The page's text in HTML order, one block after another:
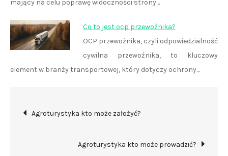
mający na celu poprawę widoczności strony…
Co to jest ocp przewoźnika?
OCP przewoźnika, czyli odpowiedzialność
cywilna przewoźnika, to kluczowy
element w branży transportowej, który dotyczy ochrony…
Nawigacja
wpisu
Agroturystyka kto może założyć?
Agroturystyka kto może prowadzić?